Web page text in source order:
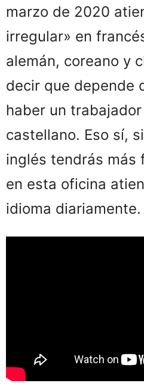
marzo de 2020
irregular» en
alemán, coreano y
decir que depende
haber un
castellano. Eso sí,
inglés tendrás más
en esta oficina
idioma diariamente.